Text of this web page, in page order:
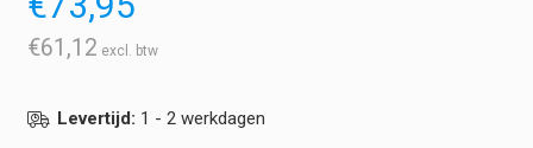
€61,12
Levertijd: 1 - 2 werkdagen